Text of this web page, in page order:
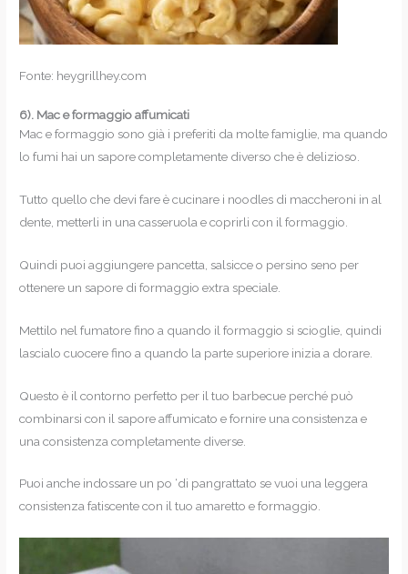
Fonte: heygrillhey.com
6). Mac e formaggio affumicati
Mac e formaggio sono già i preferiti da molte famiglie, ma quando
lo fumi hai un sapore completamente diverso che è delizioso.
Tutto quello che devi fare è cucinare i noodles di maccheroni in al
dente, metterli in una casseruola e coprirli con il formaggio.
Quindi puoi aggiungere pancetta, salsicce o persino seno per
ottenere un sapore di formaggio extra speciale.
Mettilo nel fumatore fino a quando il formaggio si scioglie, quindi
lascialo cuocere fino a quando la parte superiore inizia a dorare.
Questo è il contorno perfetto per il tuo barbecue perché può
combinarsi con il sapore affumicato e fornire una consistenza e
una consistenza completamente diverse.
Puoi anche indossare un po ‘di pangrattato se vuoi una leggera
consistenza fatiscente con il tuo amaretto e formaggio.